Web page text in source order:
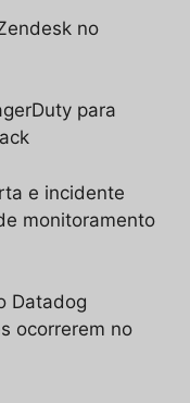
no
para
e incidente
monitoramento
Datadog
ocorrerem no